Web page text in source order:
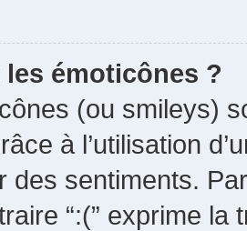
émoticônes ?
(ou smileys)
à l’utilisation
des sentiments.
“:(” exprime